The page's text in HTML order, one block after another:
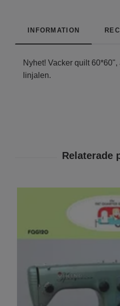
INFORMATION
Nyhet! Vacker quilt
linjalen.